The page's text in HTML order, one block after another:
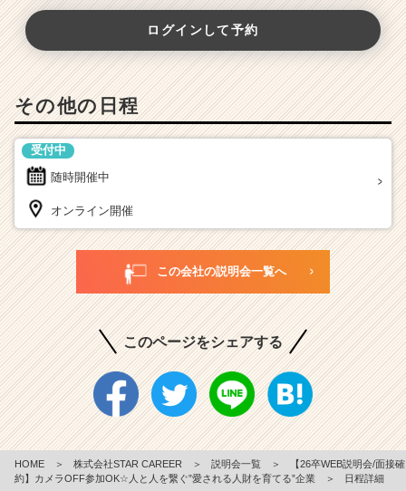
ログインして予約
その他の日程
随時開催中
受付中
オンライン開催
この会社の説明会一覧へ
このページをシェアする
HOME ＞ 株式会社STAR CAREER ＞ 説明会一覧 ＞
【26卒WEB説明会/面接確
約】カメラOFF参加OK☆人と人を繋ぐ”愛される人財を育てる”企業
＞ 日程詳細